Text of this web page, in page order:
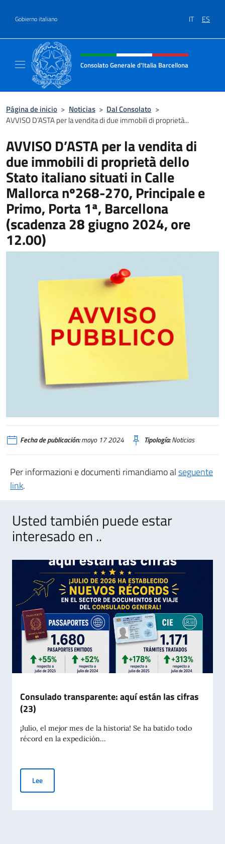
Gobierno italiano IT ES
Encabezado del sitio web,
Consolato Generale d'Italia Barcellona
Página de inicio > Noticias > Dal Consolato >
AVVISO D’ASTA per la vendita di due immobili di proprietà...
AVVISO D’ASTA per la vendita di
due immobili di proprietà dello
Stato italiano situati in Calle
Mallorca nº268-270, Principale e
Primo, Porta 1ª, Barcellona
(scadenza 28 giugno 2024, ore
12.00)
Fecha de publicación:mayo 17 2024 Tipología:Noticias
Per informazioni e documenti rimandiamo alseguente
link.
Usted también puede estar
interesado en ..
Consulado transparente: aquí están las cifras
(23)
¡Julio, el mejor mes de la historia! Se ha batido todo
récord en la expedición...
LeeConsulado transparente: aquí están las cifras (23)